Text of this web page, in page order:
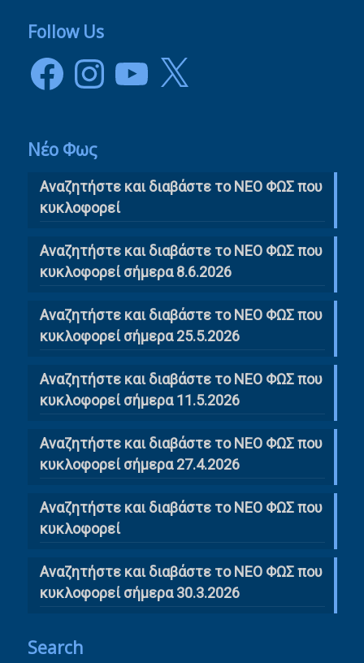
Follow Us
FacebookInstagramYouTube
X
Νέο Φως
Αναζητήστε και διαβάστε το NΕΟ ΦΩΣ που
κυκλοφορεί
Αναζητήστε και διαβάστε το ΝΕΟ ΦΩΣ που
κυκλοφορεί σήμερα 8.6.2026
Αναζητήστε και διαβάστε το ΝΕΟ ΦΩΣ που
κυκλοφορεί σήμερα 25.5.2026
Αναζητήστε και διαβάστε το ΝΕΟ ΦΩΣ που
κυκλοφορεί σήμερα 11.5.2026
Αναζητήστε και διαβάστε το ΝΕΟ ΦΩΣ που
κυκλοφορεί σήμερα 27.4.2026
Αναζητήστε και διαβάστε το ΝΕΟ ΦΩΣ που
κυκλοφορεί
Αναζητήστε και διαβάστε το ΝΕΟ ΦΩΣ που
κυκλοφορεί σήμερα 30.3.2026
Search